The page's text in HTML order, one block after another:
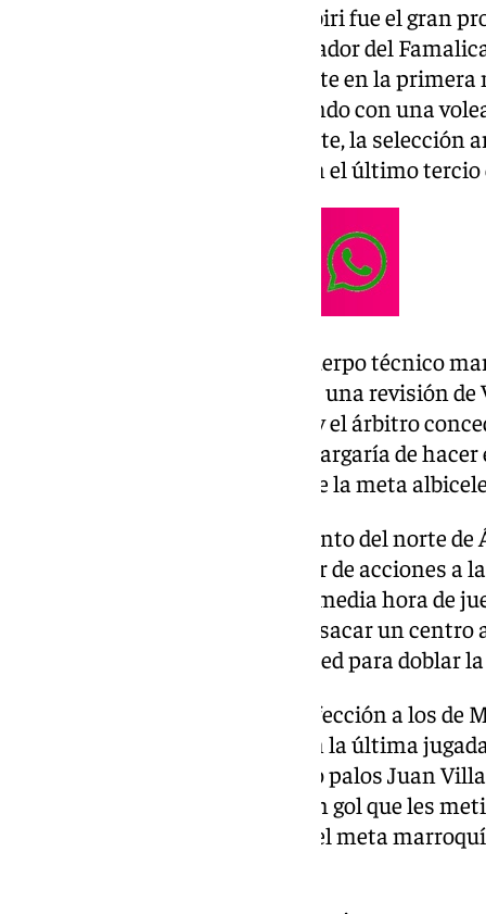
El extremo marroquí Yassir Zabiri fue el gran
Mundial Sub-20 de Chile. El jugador del
selección africana con un doblete en la
golpeo de falta directa y el segundo con una
de Othmane Maama. Por su parte, la
20 ocasiones, estuvo errática en el último tercio
Todo en una final en la que el cuerpo técnico
El entrenador marroquí solicitó una revisión
portero argentino sobre Zabiri, y el árbitro
área. Ahí, el propio Zabiri se encargaría de
coló por la escuadra izquierda de la meta
Y lejos de conformarse, el conjunto del norte
portería rival, sobre todo a partir de acciones a
de que se cumpliera la primera media hora de
costado derecho para, después, sacar un
remató, de volea, al fondo de la red para doblar
Todo le estaba saliendo a la perfección a los
muy cerca de hacer el tercero en la última
remate de Maama que sacó bajo palos Juan
Argentina apretó en busca de un gol que les
puntería y las intervenciones del meta